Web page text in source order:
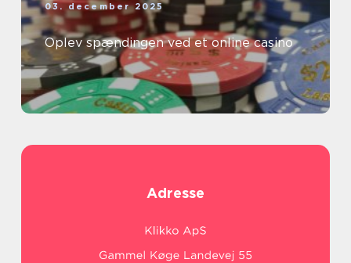
03. december 2025
Oplev spændingen ved et online casino
Adresse